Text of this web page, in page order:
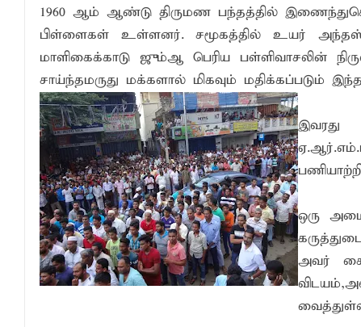
1960 ஆம் ஆண்டு திருமண பந்தத்தில்
பிள்ளைகள் உள்ளனர். சமூகத்தில் உயர்
மாளிகைக்காடு ஜும்ஆ பெரிய பள்ளிவாசலின்
சாய்ந்தமருது மக்களால் மிகவும் மதிக்கப்படும்
இவரது
ஒரு
அவர்